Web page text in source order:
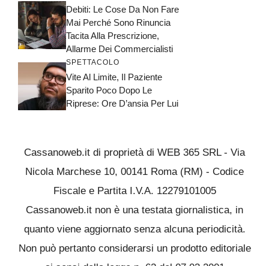
Debiti: Le Cose Da Non Fare
Mai Perché Sono Rinuncia
Tacita Alla Prescrizione,
Allarme Dei Commercialisti
SPETTACOLO
Vite Al Limite, Il Paziente
Sparito Poco Dopo Le
Riprese: Ore D’ansia Per Lui
Cassanoweb.it di proprietà di WEB 365 SRL - Via
Nicola Marchese 10, 00141 Roma (RM) - Codice
Fiscale e Partita I.V.A. 12279101005
Cassanoweb.it non è una testata giornalistica, in
quanto viene aggiornato senza alcuna periodicità.
Non può pertanto considerarsi un prodotto editoriale